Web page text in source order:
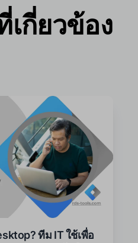
กี่ยวข้อง
ทีม IT ใช้เพื่อ